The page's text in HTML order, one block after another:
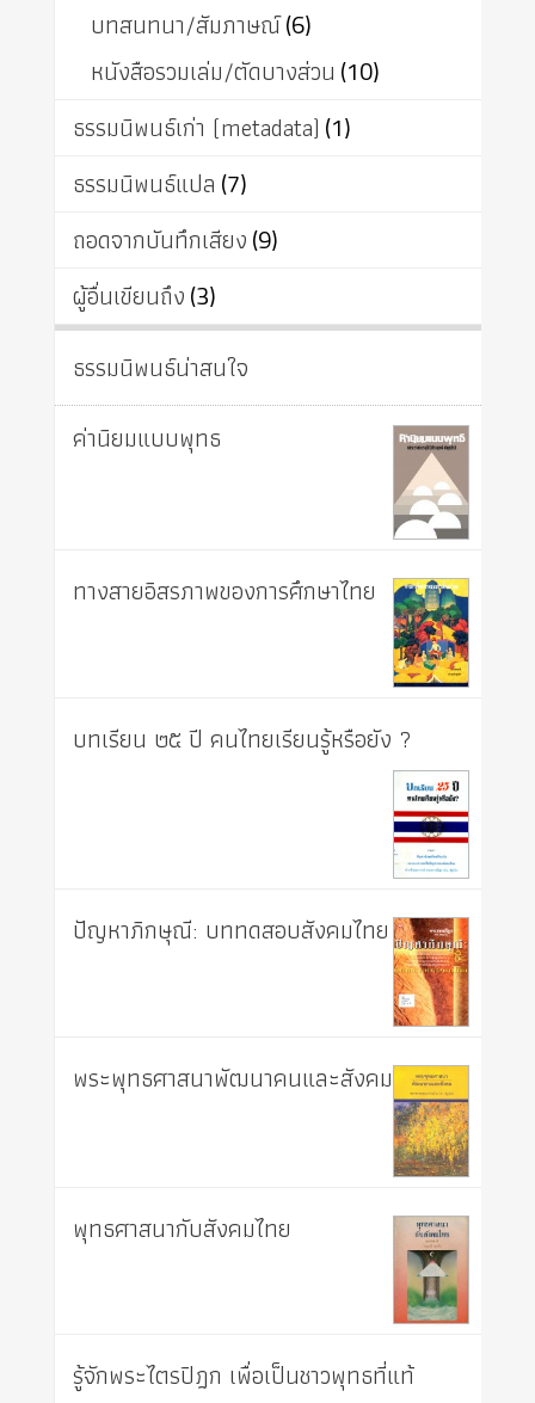
บทสนทนา/สัมภาษณ์(6)
หนังสือรวมเล่ม/ตัดบางส่วน (10)
ธรรมนิพนธ์เก่า (metadata) (1)
ธรรมนิพนธ์แปล (7)
ถอดจากบันทึกเสียง(9)
ผู้อื่นเขียนถึง(3)
ธรรมนิพนธ์น่าสนใจ
ค่านิยมแบบพุทธ
ทางสายอิสรภาพของการศึกษาไทย
บทเรียน ๒๕ ปี คนไทยเรียนรู้หรือยัง ?
ปัญหาภิกษุณี: บททดสอบสังคมไทย
พระพุทธศาสนาพัฒนาคนและสังคม
พุทธศาสนากับสังคมไทย
รู้จักพระไตรปิฎก เพื่อเป็นชาวพุทธที่แท้